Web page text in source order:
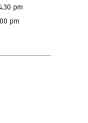
pm
pm